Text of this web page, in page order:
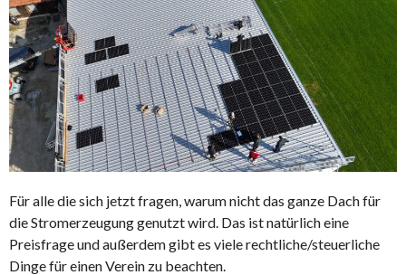
Für alle die sich jetzt fragen, warum nicht das ganze Dach für
die Stromerzeugung genutzt wird. Das ist natürlich eine
Preisfrage und außerdem gibt es viele rechtliche/steuerliche
Dinge für einen Verein zu beachten.